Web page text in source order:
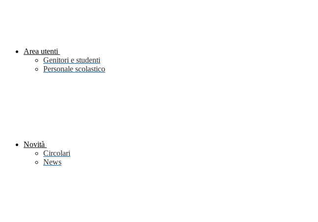
Area utenti
Genitori e studenti
Personale scolastico
Novità
Circolari
News